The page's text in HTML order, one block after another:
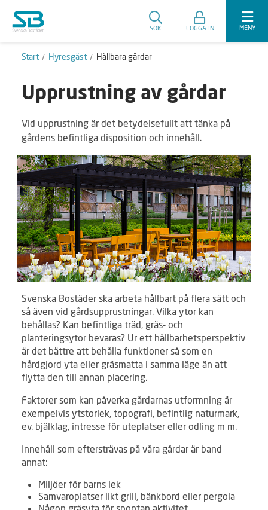
SÖK LOGGA IN MENY
Start Hyresgäst Hållbara gårdar
Upprustning av gårdar
Vid upprustning är det betydelsefullt att tänka på
gårdens befintliga disposition och innehåll.
Svenska Bostäder ska arbeta hållbart på flera sätt och
så även vid gårdsupprustningar. Vilka ytor kan
behållas? Kan befintliga träd, gräs- och
planteringsytor bevaras? Ur ett hållbarhetsperspektiv
är det bättre att behålla funktioner så som en
hårdgjord yta eller gräsmatta i samma läge än att
flytta den till annan placering.
Faktorer som kan påverka gårdarnas utformning är
exempelvis ytstorlek, topografi, befintlig naturmark,
ev. bjälklag, intresse för uteplatser eller odling m m.
Innehåll som eftersträvas på våra gårdar är band
annat:
Miljöer för barns lek
Samvaroplatser likt grill, bänkbord eller pergola